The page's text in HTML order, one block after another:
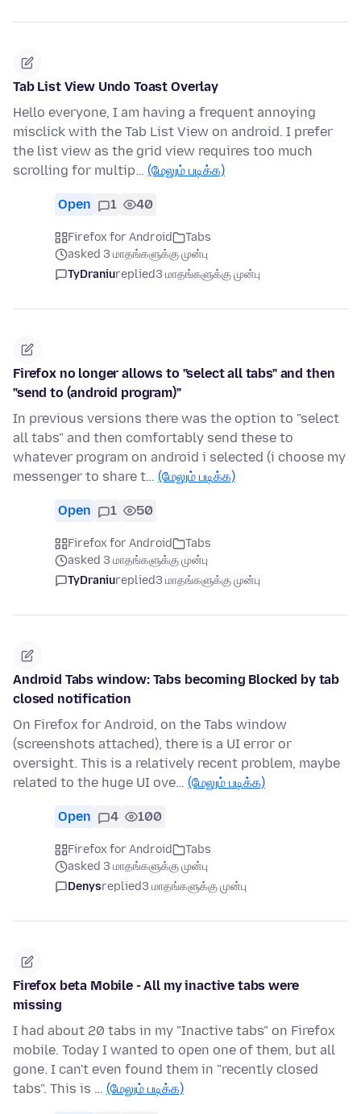
Tab List View Undo Toast Overlay
Hello everyone, I am having a frequent annoying
misclick with the Tab List View on android. I prefer
the list view as the grid view requires too much
scrolling for multip… (மேலும் படிக்க)
Open 1 40
Firefox for Android
Tabs
asked 3 மாதங்களுக்கு முன்பு
TyDraniureplied3 மாதங்களுக்கு முன்பு
Firefox no longer allows to "select all tabs" and then
"send to (android program)"
In previous versions there was the option to "select
all tabs" and then comfortably send these to
whatever program on android i selected (i choose my
messenger to share t… (மேலும் படிக்க)
Open 1 50
Firefox for Android
Tabs
asked 3 மாதங்களுக்கு முன்பு
TyDraniureplied3 மாதங்களுக்கு முன்பு
Android Tabs window: Tabs becoming Blocked by tab
closed notification
On Firefox for Android, on the Tabs window
(screenshots attached), there is a UI error or
oversight. This is a relatively recent problem, maybe
related to the huge UI ove… (மேலும் படிக்க)
Open 4 100
Firefox for Android
Tabs
asked 3 மாதங்களுக்கு முன்பு
Denysreplied3 மாதங்களுக்கு முன்பு
Firefox beta Mobile - All my inactive tabs were
missing
I had about 20 tabs in my "Inactive tabs" on Firefox
mobile. Today I wanted to open one of them, but all
gone. I can't even found them in "recently closed
tabs". This is … (மேலும் படிக்க)